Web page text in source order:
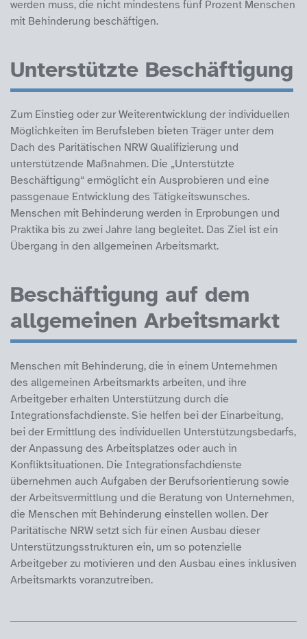
werden muss, die nicht mindestens fünf Prozent Menschen
mit Behinderung beschäftigen.
Unterstützte Beschäftigung
Zum Einstieg oder zur Weiterentwicklung der individuellen
Möglichkeiten im Berufsleben bieten Träger unter dem
Dach des Paritätischen NRW Qualifizierung und
unterstützende Maßnahmen. Die „Unterstützte
Beschäftigung“ ermöglicht ein Ausprobieren und eine
passgenaue Entwicklung des Tätigkeitswunsches.
Menschen mit Behinderung werden in Erprobungen und
Praktika bis zu zwei Jahre lang begleitet. Das Ziel ist ein
Übergang in den allgemeinen Arbeitsmarkt.
Beschäftigung auf dem
allgemeinen Arbeitsmarkt
Menschen mit Behinderung, die in einem Unternehmen
des allgemeinen Arbeitsmarkts arbeiten, und ihre
Arbeitgeber erhalten Unterstützung durch die
Integrationsfachdienste. Sie helfen bei der Einarbeitung,
bei der Ermittlung des individuellen Unterstützungsbedarfs,
der Anpassung des Arbeitsplatzes oder auch in
Konfliktsituationen. Die Integrationsfachdienste
übernehmen auch Aufgaben der Berufsorientierung sowie
der Arbeitsvermittlung und die Beratung von Unternehmen,
die Menschen mit Behinderung einstellen wollen. Der
Paritätische NRW setzt sich für einen Ausbau dieser
Unterstützungsstrukturen ein, um so potenzielle
Arbeitgeber zu motivieren und den Ausbau eines inklusiven
Arbeitsmarkts voranzutreiben.